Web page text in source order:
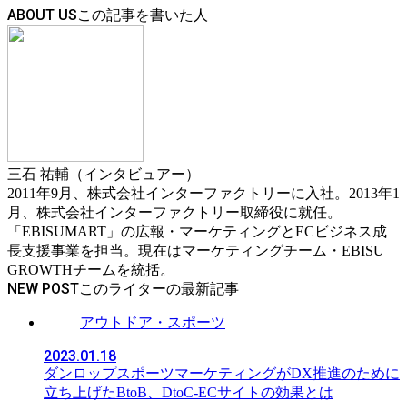
ABOUT US
三石 祐輔（インタビュアー）
2011年9月、株式会社インターファクトリーに入社。2013年1
月、株式会社インターファクトリー取締役に就任。
「EBISUMART」の広報・マーケティングとECビジネス成
長支援事業を担当。現在はマーケティングチーム・EBISU
GROWTHチームを統括。
NEW POST
アウトドア・スポーツ
2023.01.18
ダンロップスポーツマーケティングがDX推進のために
立ち上げたBtoB、DtoC-ECサイトの効果とは